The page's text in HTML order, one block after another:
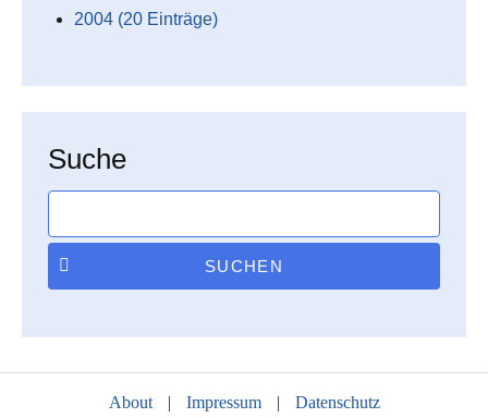
2004 (20 Einträge)
Suche
SUCHEN
About | Impressum | Datenschutz